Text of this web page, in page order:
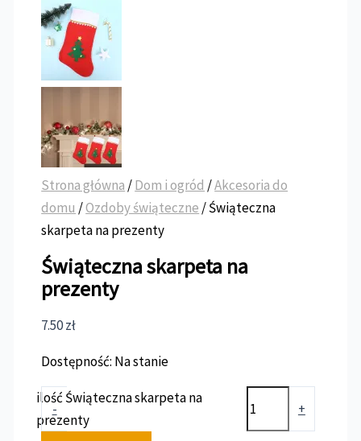
Strona główna /Dom i ogród /Akcesoria do
domu /Ozdoby świąteczne / Świąteczna
skarpeta na prezenty
Świąteczna skarpeta na
prezenty
7.50zł
Dostępność: Na stanie
-
ilość Świąteczna skarpeta na
prezenty
+